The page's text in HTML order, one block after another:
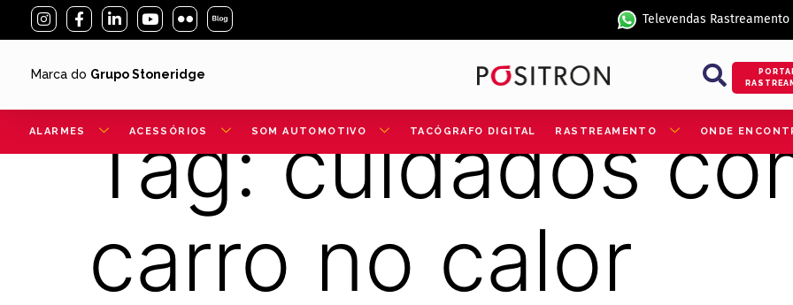
Televendas
Marca do Grupo Stoneridge
ALARMES ACESSÓRIOS SOM AUTOMOTIVO TACÓGRAFO DIGITAL RASTREAMENTO ONDE
Tag:cuidados
carro no calor